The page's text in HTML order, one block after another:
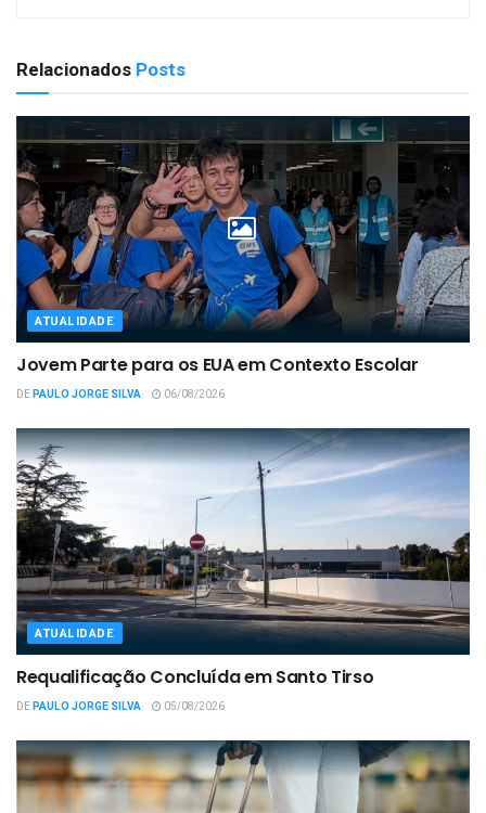
Relacionados Posts
ATUALIDADE
Jovem Parte para os EUA em Contexto Escolar
DEPAULO JORGE SILVA 06/08/2026
ATUALIDADE
Requalificação Concluída em Santo Tirso
DEPAULO JORGE SILVA 05/08/2026